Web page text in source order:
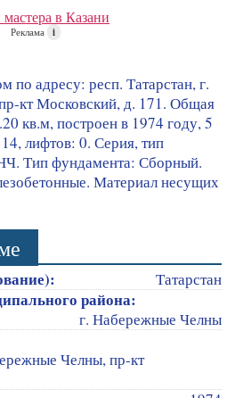
в Казани
Реклама i
по адресу: респ. Татарстан, г.
кт Московский, д. 171. Общая
кв.м, построен в 1974 году, 5
лифтов: 0. Серия, тип
Тип фундамента: Сборный.
Материал несущих
Татарстан
района:
г. Набережные Челны
Челны, пр-кт